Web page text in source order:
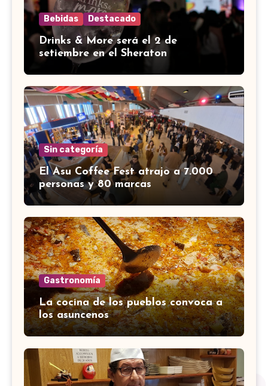
Bebidas Destacado
Drinks & More será el 2 de
setiembre en el Sheraton
Sin categoría
El Asu Coffee Fest atrajo a 7.000
personas y 80 marcas
Gastronomía
La cocina de los pueblos convoca a
los asuncenos